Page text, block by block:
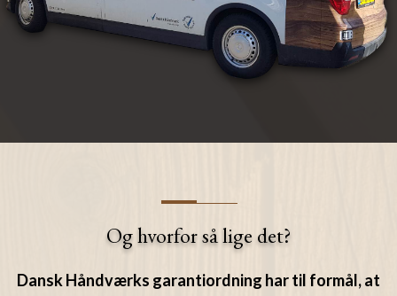
Og hvorfor så lige det?
Dansk Håndværks garantiordning har til formål, at